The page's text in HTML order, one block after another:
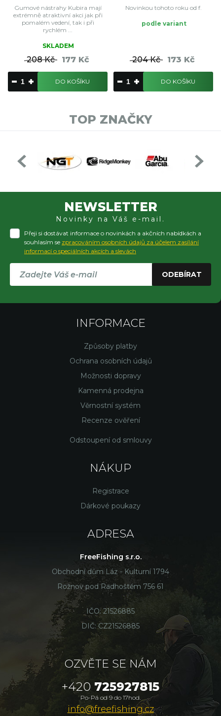
Gumové nástrahy Kubira mají
extrémně atraktivní akci jak při
pomalém vedení, tak i při
rychlém ...
SKLADEM
208 Kč 177 Kč
DO KOŠÍKU
Novinkou tohoto roku od f.
podle variant
204 Kč 173 Kč
DO KOŠÍKU
TOP ZNAČKY
NEWSLETTER
Novinky na Váš e-mail.
Přeji si dostávat informace o novinkách a akčních nabídkách a
souhlasím se zpracováním osobních údajů za účelem zasílání
informací o speciálních akcích a slevách
ODEBÍRAT
INFORMACE
Způsoby platby
Ochrana osobních údajů
Možnosti dopravy
Kamenná prodejna
Věrnostní systém
Recenze ověření
Odstoupení od smlouvy
NÁKUP
Registrace
Dárkové poukazy
ADRESA
FreeFishing s.r.o.
Obchodní dům Láz - Kulturní 1794
Rožnov pod Radhoštěm 756 61
IČO: 21526885
DIČ: CZ21526885
OZVĚTE SE NÁM
+420 725927815
Po-Pá od 9 do 17hod.
info@freefishing.cz